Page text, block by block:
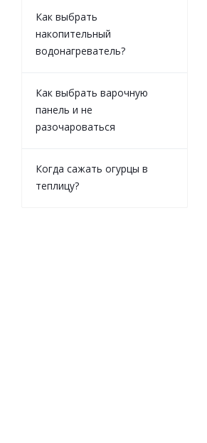
Как выбрать
накопительный
водонагреватель?
Как выбрать варочную
панель и не
разочароваться
Когда сажать огурцы в
теплицу?